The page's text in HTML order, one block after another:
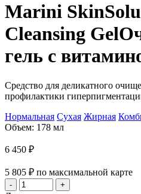
Marini
Cleansing Gel
гель с
Средство для деликатного
профилактики
Нормальная Сухая Жирная
Объем: 178 мл
6 450 ₽
5 805 ₽ по максимальной карте